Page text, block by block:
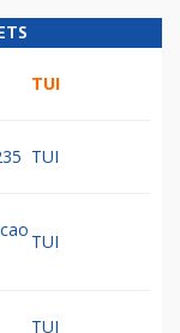
TUI
TUI
TUI
TUI